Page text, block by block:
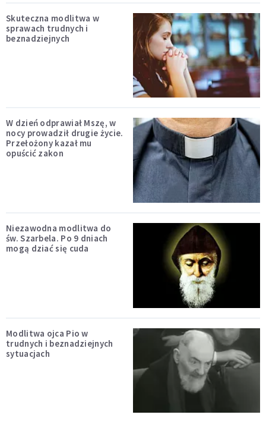
Skuteczna modlitwa w
sprawach trudnych i
beznadziejnych
W dzień odprawiał Mszę, w
nocy prowadził drugie życie.
Przełożony kazał mu
opuścić zakon
Niezawodna modlitwa do
św. Szarbela. Po 9 dniach
mogą dziać się cuda
Modlitwa ojca Pio w
trudnych i beznadziejnych
sytuacjach